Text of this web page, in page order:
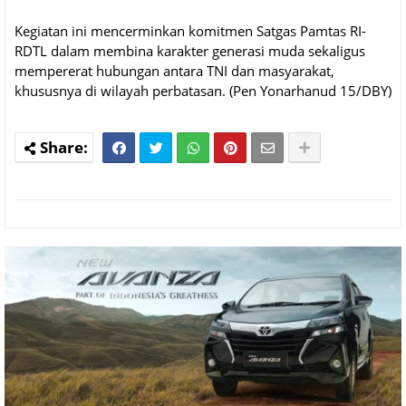
Kegiatan ini mencerminkan komitmen Satgas Pamtas RI-
RDTL dalam membina karakter generasi muda sekaligus
mempererat hubungan antara TNI dan masyarakat,
khususnya di wilayah perbatasan. (Pen Yonarhanud 15/DBY)